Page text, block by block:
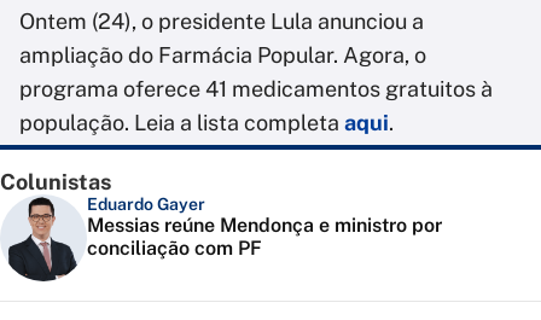
Ontem (24), o presidente Lula anunciou a
ampliação do Farmácia Popular. Agora, o
programa oferece 41 medicamentos gratuitos à
população. Leia a lista completa aqui.
Colunistas
Eduardo Gayer
Messias reúne Mendonça e ministro por
conciliação com PF